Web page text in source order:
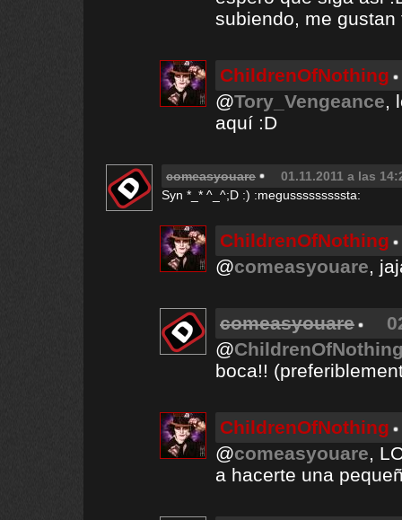
subiendo, me
ChildrenOfNothing
@Tory_Vengeance,
aquí :D
comeasyouare
01.11.2011 a las
Syn *_* ^_^;D :) :megusssssssssta:
ChildrenOfNothing
@comeasyouare,
comeasyouare
@
boca!!
ChildrenOfNothing
@comeasyouare,
a hacerte una